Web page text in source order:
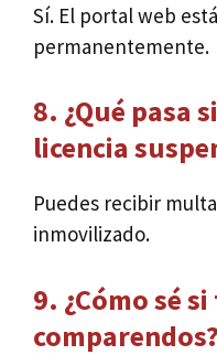
Sí. El portal web
permanentemente.
8. ¿Qué pasa
licencia
Puedes recibir
inmovilizado.
9. ¿Cómo sé
comparendos?